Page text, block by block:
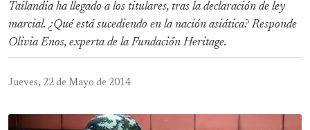
Tailandia ha llegado a los titulares, tras la declaración de ley
marcial. ¿Qué está sucediendo en la nación asiática? Responde
Olivia Enos, experta de la Fundación Heritage.
Jueves, 22 de Mayo de 2014